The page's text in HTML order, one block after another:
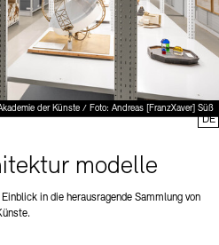
der Künste / Foto: Andreas [FranzXaver] Süß
modelle
in die herausragende Sammlung von
DE